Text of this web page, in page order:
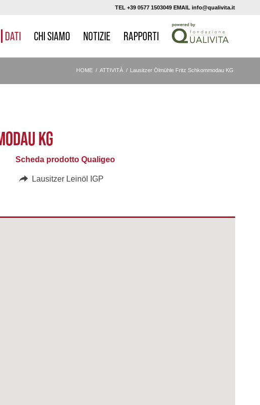
TEL +39 0577 1503049 EMAIL info@qualivita.it
DATI CHI SIAMO NOTIZIE RAPPORTI
HOME / ATTIVITÀ / Lausitzer Ölmühle Fritz Schkommodau KG
KG
Scheda prodotto Qualigeo
Lausitzer Leinöl IGP